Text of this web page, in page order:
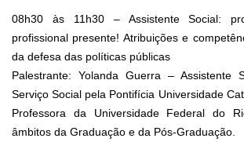
08h30 às 11h30 – Assistente Social:
profissional presente! Atribuições e
da defesa das políticas públicas
Palestrante: Yolanda Guerra – Assistente
Serviço Social pela Pontifícia Universidade
Professora da Universidade Federal do
âmbitos da Graduação e da Pós-Graduação.